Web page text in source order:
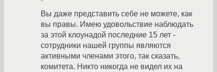
Вы даже представить себе не можете, как
вы правы. Имею удовольствие наблюдать
за этой клоунадой последние 15 лет -
сотрудники нашей группы являются
активными членами этого, так сказать,
комитета. Никто никогда не видел их на